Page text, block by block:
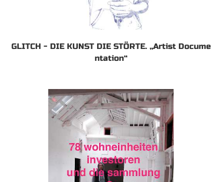
GLITCH - DIE KUNST DIE STÖRTE. „Artist Docume
ntation“